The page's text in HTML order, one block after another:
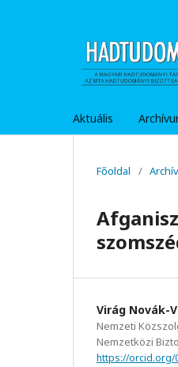
Aktuális
Főoldal /
Virág Novák-
Nemzeti
Nemzetközi
https://orcid.org/